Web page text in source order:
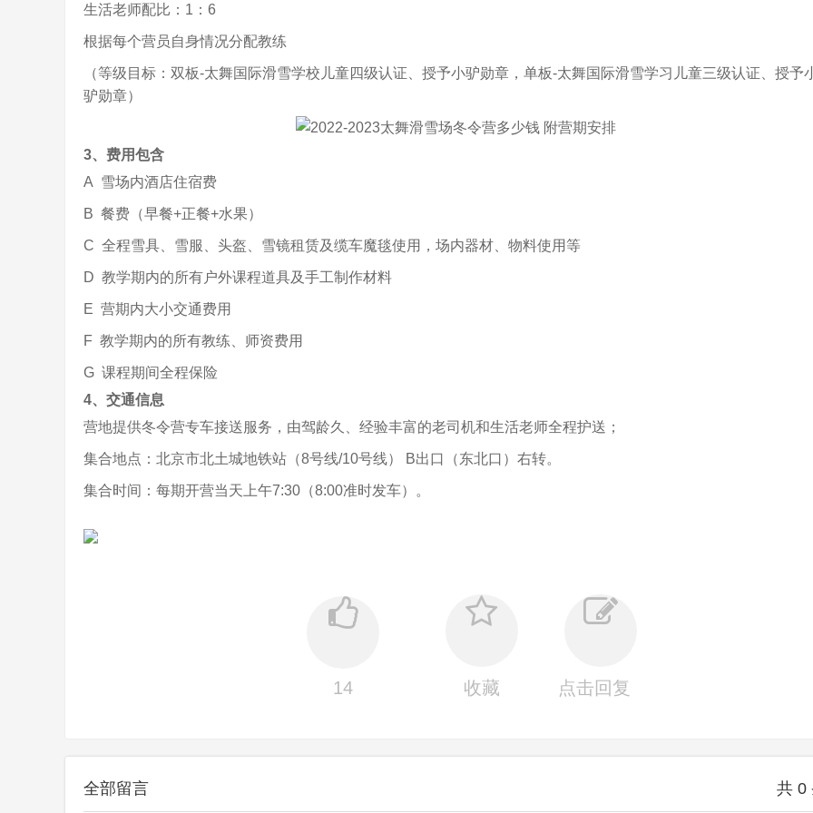
生活老师配比：1：6
根据每个营员自身情况分配教练
（等级目标：双板-太舞国际滑雪学校儿童四级认证、授予小驴勋章，单板-太舞国际滑雪学习儿童三级认证、授予
驴勋章）
3、费用包含
A 雪场内酒店住宿费
B 餐费（早餐+正餐+水果）
C 全程雪具、雪服、头盔、雪镜租赁及缆车魔毯使用，场内器材、物料使用等
D 教学期内的所有户外课程道具及手工制作材料
E 营期内大小交通费用
F 教学期内的所有教练、师资费用
G 课程期间全程保险
4、交通信息
营地提供冬令营专车接送服务，由驾龄久、经验丰富的老司机和生活老师全程护送；
集合地点：北京市北土城地铁站（8号线/10号线） B出口（东北口）右转。
集合时间：每期开营当天上午7:30（8:00准时发车）。
14 收藏 点击回复
全部留言 共 0